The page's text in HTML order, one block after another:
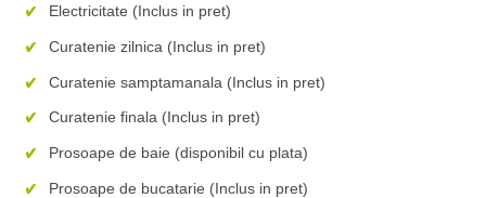
Electricitate (Inclus in pret)
Curatenie zilnica (Inclus in pret)
Curatenie samptamanala (Inclus in pret)
Curatenie finala (Inclus in pret)
Prosoape de baie (disponibil cu plata)
Prosoape de bucatarie (Inclus in pret)